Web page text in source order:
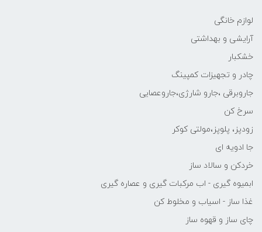
لوازم خانگی
آرایشی و بهداشتی
خشکبار
چادر و تجهیزات کمپینگ
جاروبرقی ،جارو شارژی،جاروعصایی
سرخ کن
زودپز، پلوپز،مولتی کوکر
جا ادویه ای
خردکن و سالاد ساز
ابمیوه گیری - اب مرکبات گیری و عصاره گیری
غذا ساز - اسیاب و مخلوط کن
چای ساز و قهوه ساز